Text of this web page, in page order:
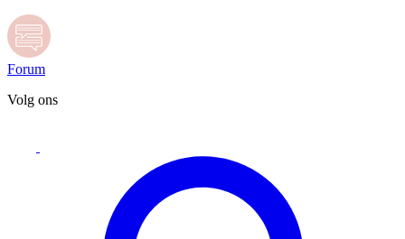
Forum
Volg ons